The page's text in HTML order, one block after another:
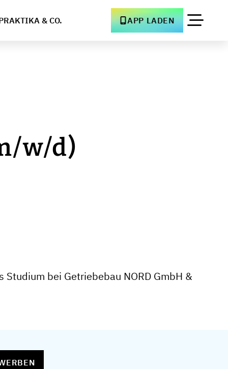
& CO. APP LADEN
w/d)
Studium bei Getriebebau NORD GmbH &